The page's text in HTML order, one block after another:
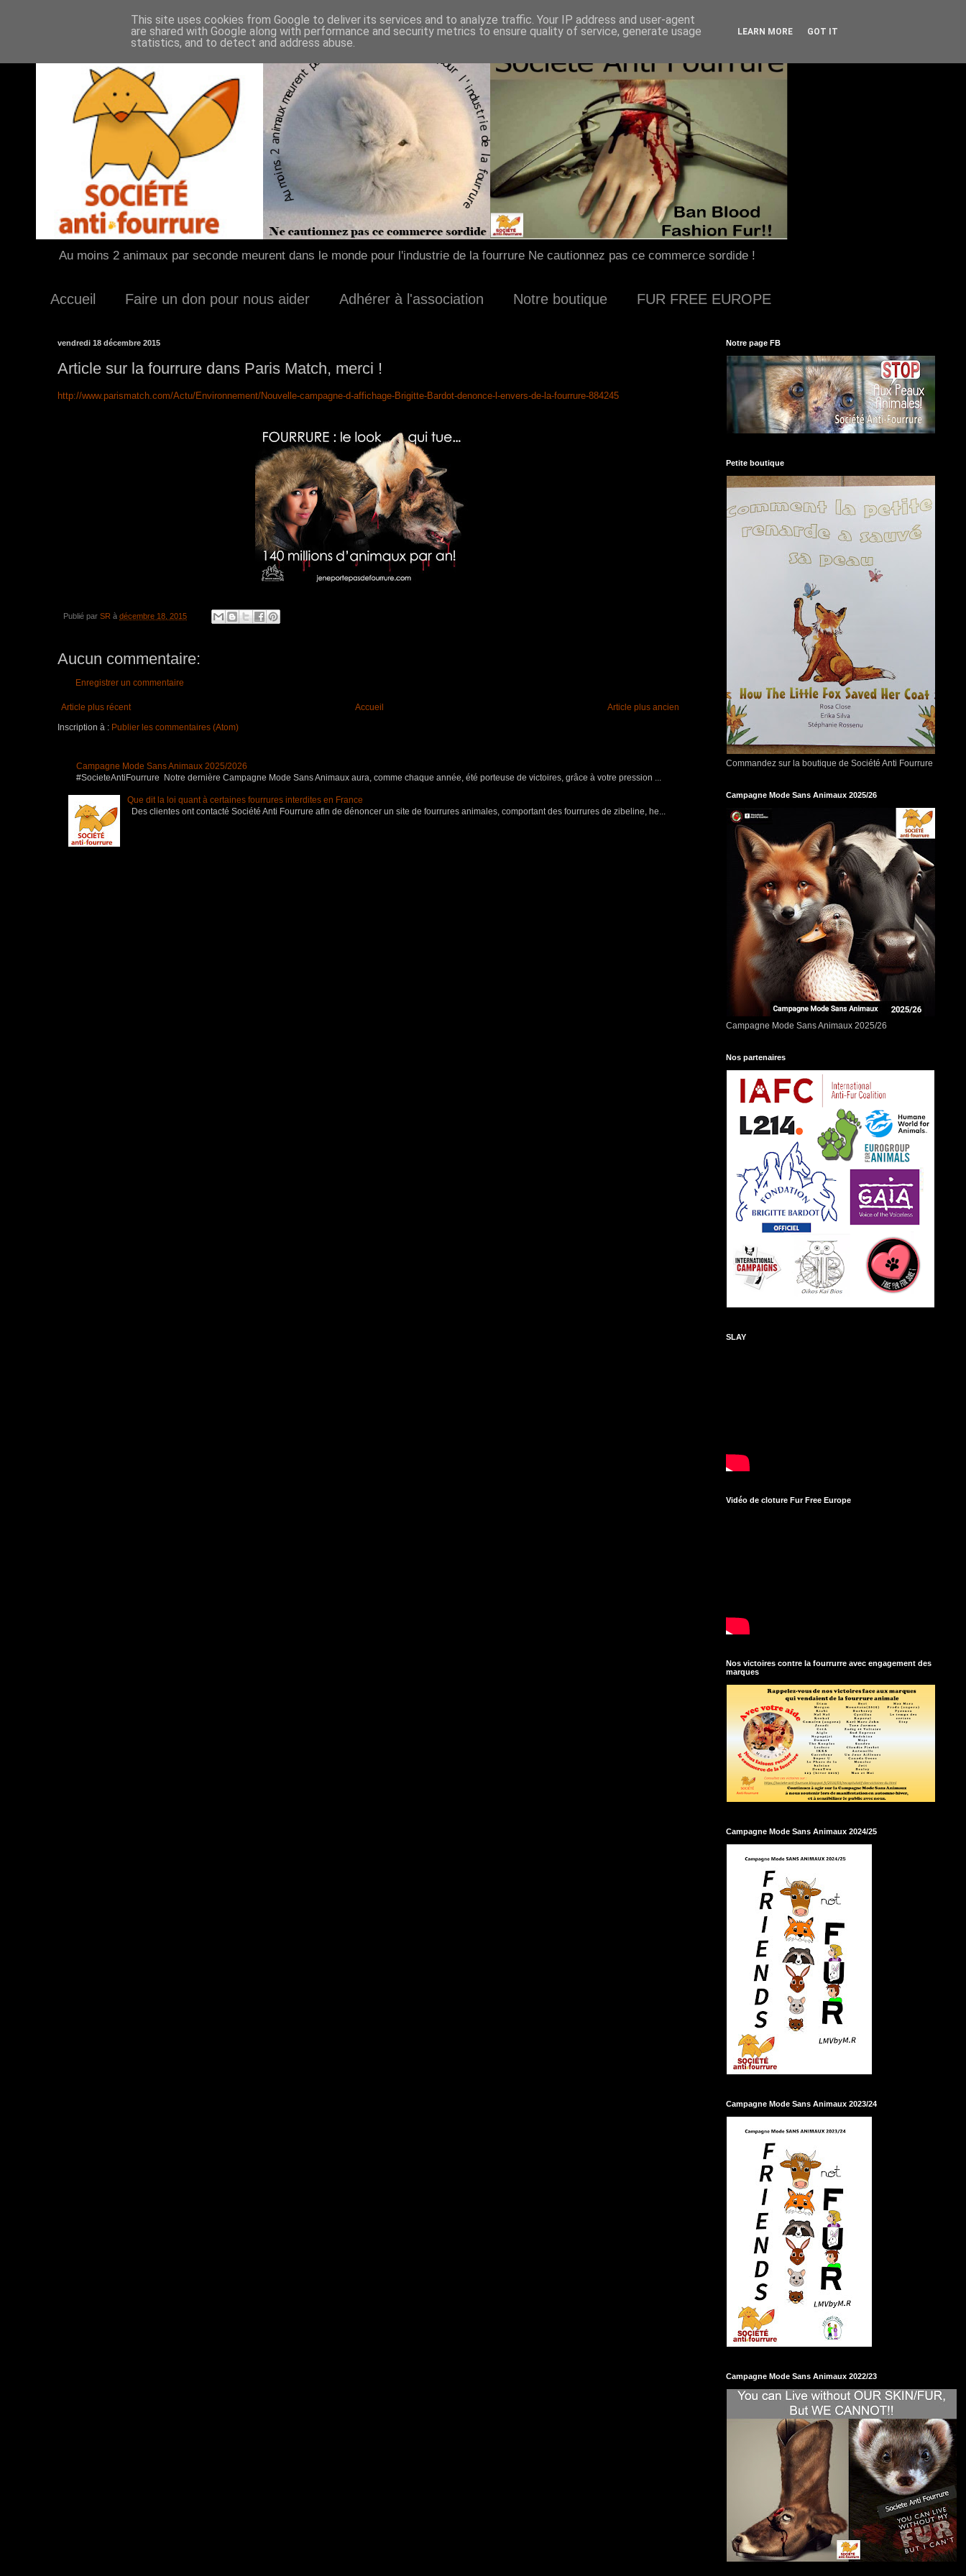
Au moins 2 animaux par seconde meurent dans le monde pour l'industrie de la fourrure Ne cautionnez pas ce commerce sordide !
Accueil Faire un don pour nous aider Adhérer à l'association Notre boutique FUR FREE EUROPE
vendredi 18 décembre 2015
Article sur la fourrure dans Paris Match, merci !
http://www.parismatch.com/Actu/Environnement/Nouvelle-campagne-d-affichage-Brigitte-Bardot-denonce-l-envers-de-la-fourrure-884245
Publié par SR à décembre 18, 2015
Aucun commentaire:
Enregistrer un commentaire
Article plus récent Article plus ancien
Accueil
Inscription à : Publier les commentaires (Atom)
Campagne Mode Sans Animaux 2025/2026
#SocieteAntiFourrure Notre dernière Campagne Mode Sans Animaux aura, comme chaque année, été porteuse de victoires, grâce à votre pression ...
Que dit la loi quant à certaines fourrures interdites en France
Des clientes ont contacté Société Anti Fourrure afin de dénoncer un site de fourrures animales, comportant des fourrures de zibeline, he...
Notre page FB
Petite boutique
Commandez sur la boutique de Société Anti Fourrure
Campagne Mode Sans Animaux 2025/26
Campagne Mode Sans Animaux 2025/26
Nos partenaires
SLAY
Vidéo de cloture Fur Free Europe
Nos victoires contre la fourrurre avec engagement des
marques
Campagne Mode Sans Animaux 2024/25
Campagne Mode Sans Animaux 2023/24
Campagne Mode Sans Animaux 2022/23
This site uses cookies from Google to deliver its services and to analyze traffic. Your IP address and user-agent
are shared with Google along with performance and security metrics to ensure quality of service, generate usage
statistics, and to detect and address abuse.
LEARN MORE GOT IT